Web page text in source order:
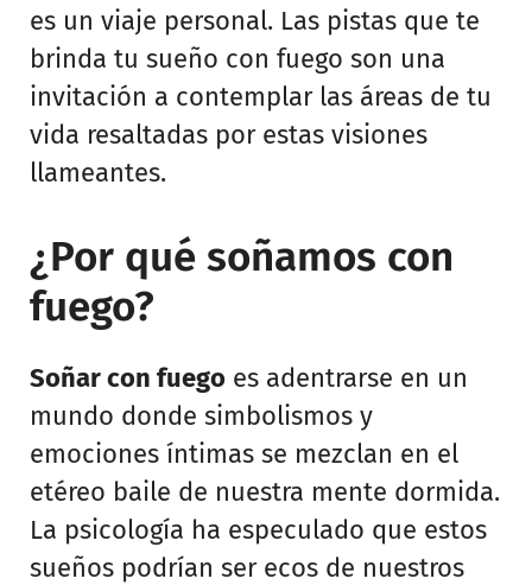
es un viaje personal. Las pistas que te
brinda tu sueño con fuego son una
invitación a contemplar las áreas de tu
vida resaltadas por estas visiones
llameantes.
¿Por qué soñamos con
fuego?
Soñar con fuego es adentrarse en un
mundo donde simbolismos y
emociones íntimas se mezclan en el
etéreo baile de nuestra mente dormida.
La psicología ha especulado que estos
sueños podrían ser ecos de nuestros